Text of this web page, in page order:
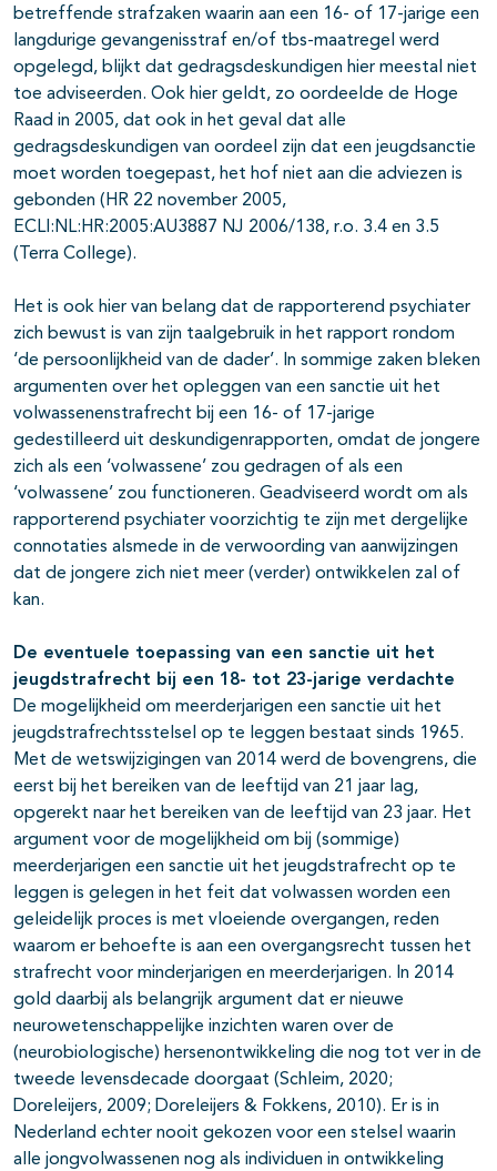
betreffende strafzaken waarin aan een 16- of 17-jarige een
langdurige gevangenisstraf en/of tbs-maatregel werd
opgelegd, blijkt dat gedragsdeskundigen hier meestal niet
toe adviseerden. Ook hier geldt, zo oordeelde de Hoge
Raad in 2005, dat ook in het geval dat alle
gedragsdeskundigen van oordeel zijn dat een jeugdsanctie
moet worden toegepast, het hof niet aan die adviezen is
gebonden (HR 22 november 2005,
ECLI:NL:HR:2005:AU3887 NJ 2006/138, r.o. 3.4 en 3.5
(Terra College).
Het is ook hier van belang dat de rapporterend psychiater
zich bewust is van zijn taalgebruik in het rapport rondom
‘de persoonlijkheid van de dader’. In sommige zaken bleken
argumenten over het opleggen van een sanctie uit het
volwassenenstrafrecht bij een 16- of 17-jarige
gedestilleerd uit deskundigenrapporten, omdat de jongere
zich als een ‘volwassene’ zou gedragen of als een
‘volwassene’ zou functioneren. Geadviseerd wordt om als
rapporterend psychiater voorzichtig te zijn met dergelijke
connotaties alsmede in de verwoording van aanwijzingen
dat de jongere zich niet meer (verder) ontwikkelen zal of
kan.
De eventuele toepassing van een sanctie uit het
jeugdstrafrecht bij een 18- tot 23-jarige verdachte
De mogelijkheid om meerderjarigen een sanctie uit het
jeugdstrafrechtsstelsel op te leggen bestaat sinds 1965.
Met de wetswijzigingen van 2014 werd de bovengrens, die
eerst bij het bereiken van de leeftijd van 21 jaar lag,
opgerekt naar het bereiken van de leeftijd van 23 jaar. Het
argument voor de mogelijkheid om bij (sommige)
meerderjarigen een sanctie uit het jeugdstrafrecht op te
leggen is gelegen in het feit dat volwassen worden een
geleidelijk proces is met vloeiende overgangen, reden
waarom er behoefte is aan een overgangsrecht tussen het
strafrecht voor minderjarigen en meerderjarigen. In 2014
gold daarbij als belangrijk argument dat er nieuwe
neurowetenschappelijke inzichten waren over de
(neurobiologische) hersenontwikkeling die nog tot ver in de
tweede levensdecade doorgaat (Schleim, 2020;
Doreleijers, 2009; Doreleijers & Fokkens, 2010). Er is in
Nederland echter nooit gekozen voor een stelsel waarin
alle jongvolwassenen nog als individuen in ontwikkeling